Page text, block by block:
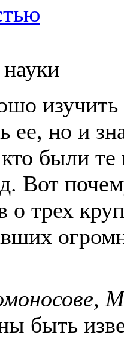
ее, но и
кто были
Вот
о трех
быть